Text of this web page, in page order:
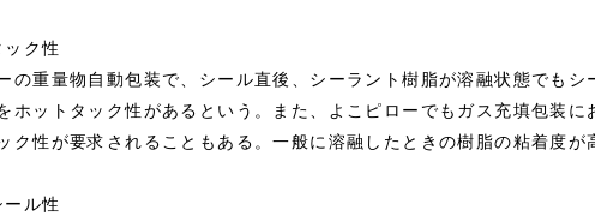
ク性
の重量物自動包装で、シール直後、シーラント樹脂が溶融状態でも
ホットタック性があるという。また、よこピローでもガス充填包装
ク性が要求されることもある。一般に溶融したときの樹脂の粘着度が
ル性